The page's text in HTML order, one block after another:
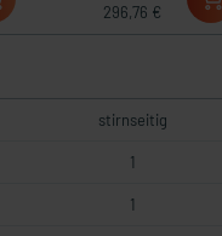
296,76 €
stirnseitig
1
1